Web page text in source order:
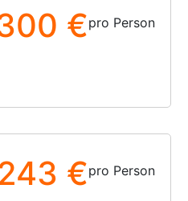
€pro Person
€pro Person